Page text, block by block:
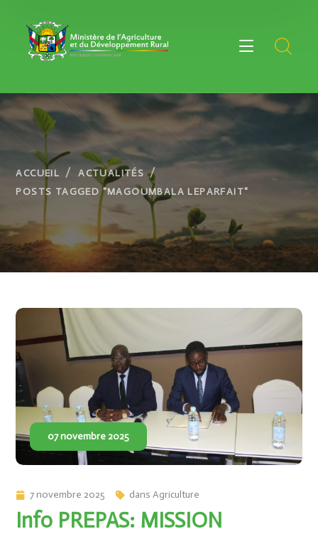
ACCUEIL
ACTUALITÉS
POSTS TAGGED "MAGOUMBALA LEPARFAIT"
07 novembre 2025
7 novembre 2025 dansAgriculture
Info PREPAS: MISSION